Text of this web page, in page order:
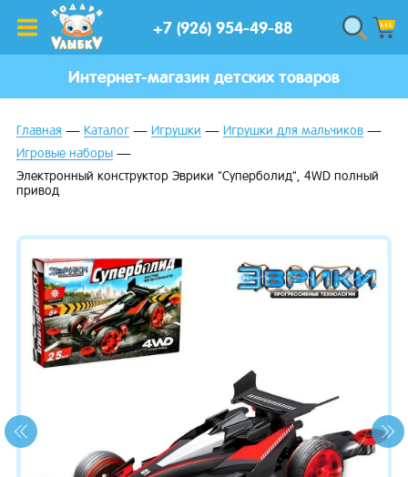
+7 (926) 954-49-88
Интернет-магазин детских товаров
Главная Каталог Игрушки
Игрушки для мальчиков
Игровые наборы
Электронный конструктор Эврики "Суперболид", 4WD полный
привод